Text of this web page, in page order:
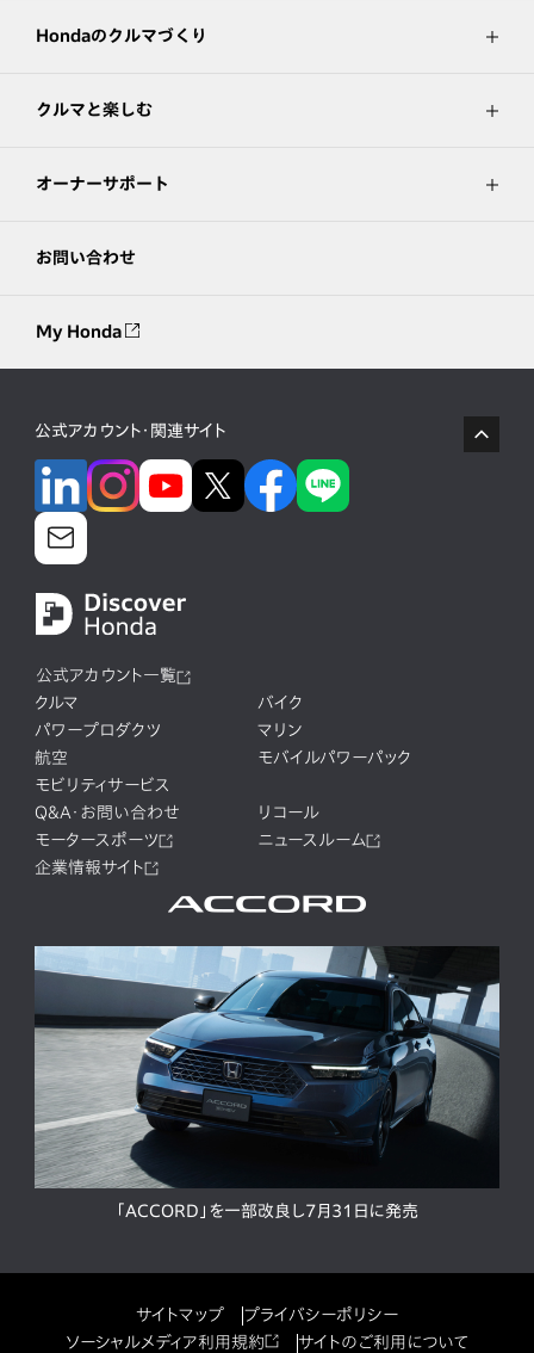
Hondaのクルマづくり
クルマと楽しむ
オーナーサポート
お問い合わせ
My Honda
公式アカウント・関連サイト
公式アカウント一覧
クルマ
バイク
パワープロダクツ
マリン
航空
モバイルパワーパック
モビリティサービス
Q&A・お問い合わせ
リコール
モータースポーツ
ニュースルーム
企業情報サイト
「ACCORD」を一部改良し7月31日に発売
サイトマップ
プライバシーポリシー
ソーシャルメディア利用規約
サイトのご利用について